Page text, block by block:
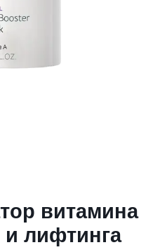
витамина
лифтинга